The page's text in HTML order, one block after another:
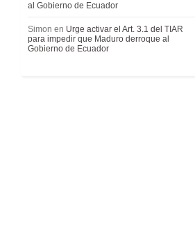
al Gobierno de Ecuador
Simon en Urge activar el Art. 3.1 del TIAR
para impedir que Maduro derroque al
Gobierno de Ecuador